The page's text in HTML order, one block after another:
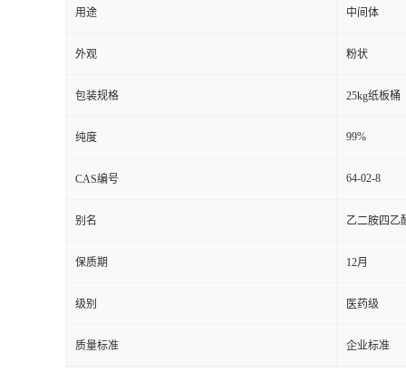
用途 中间体
外观 粉状
包装规格 25kg纸板桶
纯度 99%
CAS编号 64-02-8
别名 乙二胺四乙
保质期 12月
级别 医药级
质量标准 企业标准